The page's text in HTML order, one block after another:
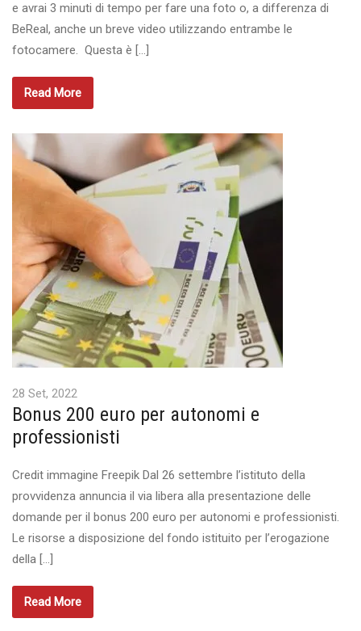
e avrai 3 minuti di tempo per fare una foto o, a differenza di
BeReal, anche un breve video utilizzando entrambe le
fotocamere. Questa è […]
Read More
28 Set, 2022
Bonus 200 euro per autonomi e
professionisti
Credit immagine Freepik Dal 26 settembre l’istituto della
provvidenza annuncia il via libera alla presentazione delle
domande per il bonus 200 euro per autonomi e professionisti.
Le risorse a disposizione del fondo istituito per l’erogazione
della […]
Read More